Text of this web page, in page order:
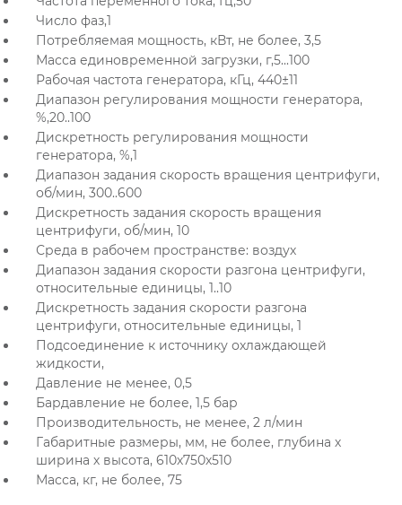
Число фаз,1
Потребляемая мощность, кВт, не более, 3,5
Масса единовременной загрузки, г,5...100
Рабочая частота генератора, кГц, 440±11
Диапазон регулирования мощности генератора,
%,20..100
Дискретность регулирования мощности
генератора, %,1
Диапазон задания скорость вращения центрифуги,
об/мин, 300..600
Дискретность задания скорость вращения
центрифуги, об/мин, 10
Среда в рабочем пространстве: воздух
Диапазон задания cкорости разгона центрифуги,
относительные единицы, 1..10
Дискретность задания cкорости разгона
центрифуги, относительные единицы, 1
Подсоединение к источнику охлаждающей
жидкости,
Давление не менее, 0,5
Бардавление не более, 1,5 бар
Производительность, не менее, 2 л/мин
Габаритные размеры, мм, не более, глубина х
ширина х высота, 610х750х510
Масса, кг, не более, 75